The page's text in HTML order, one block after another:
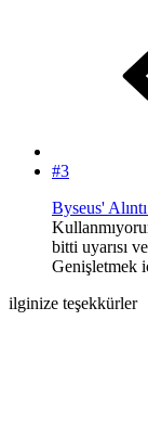
#3
Byseus'
bitti uyarısı
Genişletmek
ilginize teşekkürler